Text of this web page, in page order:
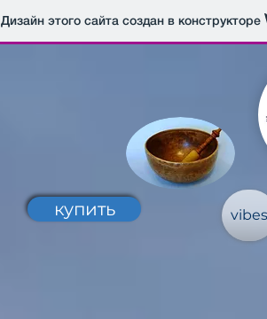
Дизайн этого сайта создан в конструкторе
купить vibes